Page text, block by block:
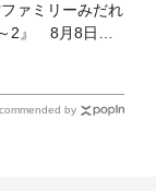
ァミリーみだれ
2』 8月8日
by